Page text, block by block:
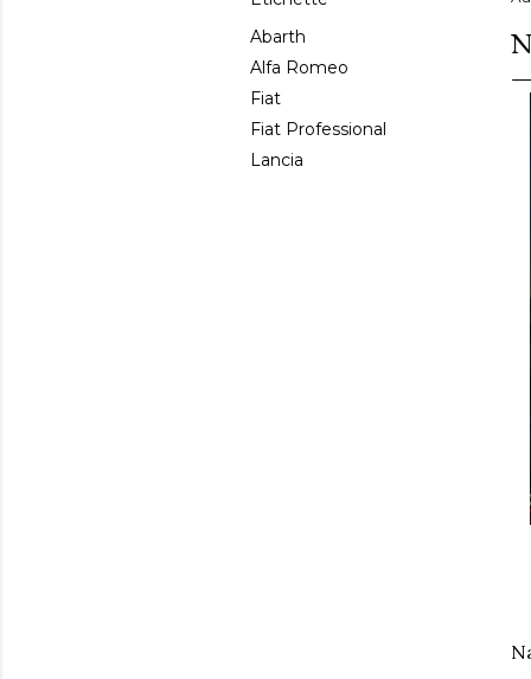
Abarth
Alfa Romeo
Fiat
Fiat Professional
Lancia